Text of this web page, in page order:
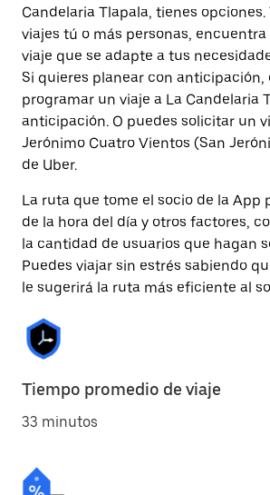
Candelaria Tlapala, tienes opciones.
viajes tú o más personas,
viaje que se adapte a tus
Si quieres planear con anticipación,
programar un viaje a La Candelaria
anticipación. O puedes solicitar un
Jerónimo Cuatro Vientos (San
de Uber.
La ruta que tome el socio de la App
de la hora del día y otros factores,
la cantidad de usuarios que hagan
Puedes viajar sin estrés sabiendo
le sugerirá la ruta más eficiente al
Tiempo promedio de viaje
33 minutos